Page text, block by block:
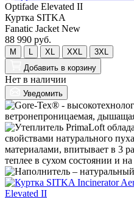
Optifade Elevated II
Куртка SITKA
Fanatic Jacket New
88 990 руб.
M XL XXL
3XL
Добавить в корзину
Нет в наличии
Уведомить